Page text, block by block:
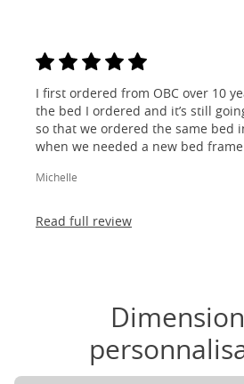
I first ordered from OBC over 10
the bed I ordered and it’s still
so that we ordered the same bed
when we needed a new bed
Michelle
Read full review